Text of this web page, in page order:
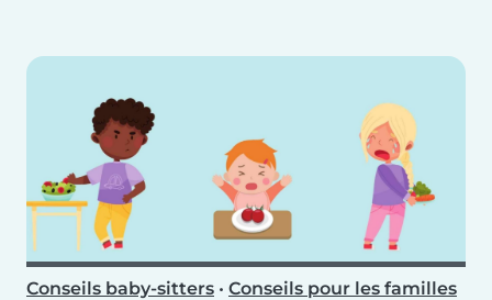
Conseils baby-sitters • Conseils pour les familles